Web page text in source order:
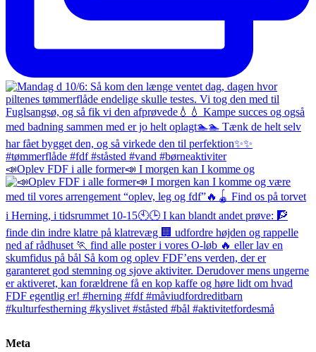
📣Oplev FDF i alle former📣 I morgen kan I komme og
Meta